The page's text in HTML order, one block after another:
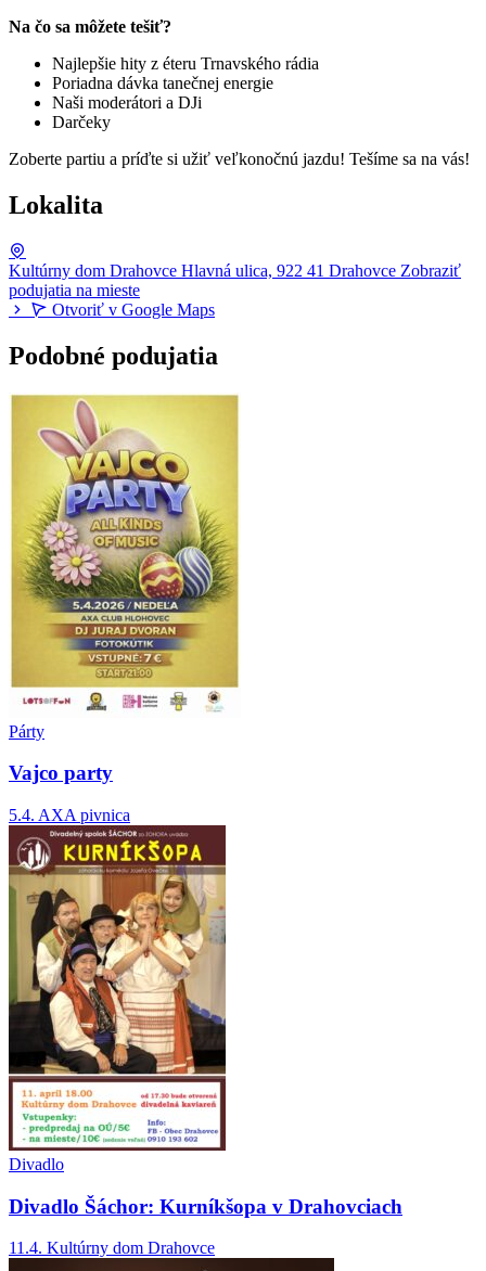
Na čo sa môžete tešiť?
Najlepšie hity z éteru Trnavského rádia
Poriadna dávka tanečnej energie
Naši moderátori a DJi
Darčeky
Zoberte partiu a príďte si užiť veľkonočnú jazdu! Tešíme sa na vás!
Lokalita
Kultúrny dom Drahovce Hlavná ulica, 922 41 Drahovce Zobraziť
podujatia na mieste
Otvoriť v Google Maps
Podobné podujatia
Párty
Vajco party
5.4. AXA pivnica
Divadlo
Divadlo Šáchor: Kurníkšopa v Drahovciach
11.4. Kultúrny dom Drahovce